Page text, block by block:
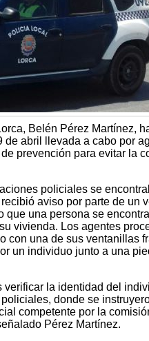
Belén Pérez Martínez,
abril llevada a cabo por
prevención para evitar la
policiales se
aviso por parte de un
que una persona se
vivienda. Los agentes
con una de sus ventanillas
un individuo junto a una
verificar la identidad del
donde se
competente por la
Pérez Martínez.